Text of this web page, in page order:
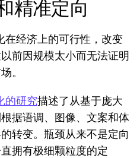
精准定向
在经济上的可行性，改变
前因规模太小而无法证明
。
的研究描述了从基于庞大
据语调、图像、文案和体
转变。瓶颈从来不是定向
拥有极细颗粒度的定